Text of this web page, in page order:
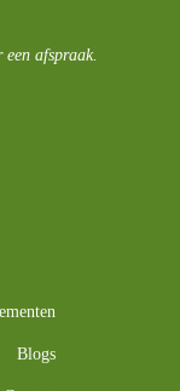
afspraak.
Blogs